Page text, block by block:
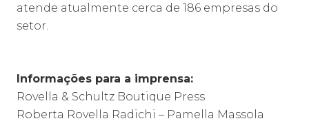
atende atualmente cerca de 186 empresas do
setor.
Informações para a imprensa:
Rovella & Schultz Boutique Press
Roberta Rovella Radichi – Pamella Massola